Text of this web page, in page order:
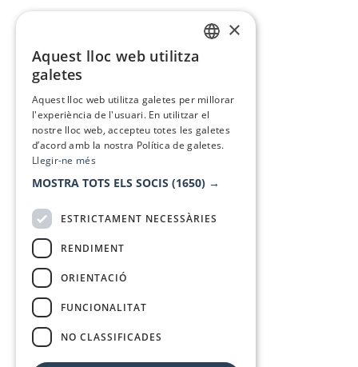
×
Aquest lloc web utilitza
galetes
Aquest lloc web utilitza galetes per millorar
l'experiència de l'usuari. En utilitzar el
nostre lloc web, accepteu totes les galetes
d’acord amb la nostra Política de galetes.
Llegir-ne més
MOSTRA TOTS ELS SOCIS (1650) →
ESTRICTAMENT NECESSÀRIES
RENDIMENT
ORIENTACIÓ
FUNCIONALITAT
NO CLASSIFICADES